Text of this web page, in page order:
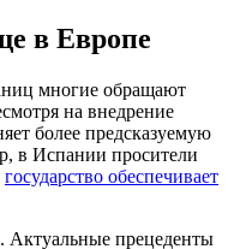
в Европе
многие обращают
на внедрение
более предсказуемую
в Испании просители
государство обеспечивает
Актуальные прецеденты